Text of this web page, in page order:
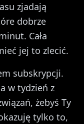
zjadają
dobrze
Cała
jej to zlecić.
subskrypcji.
w tydzień z
żebyś Ty
tylko to,